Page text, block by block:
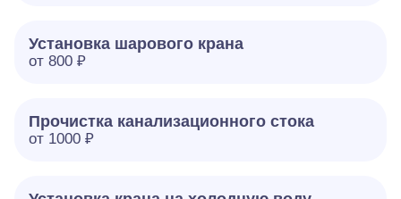
Установка шарового крана
от 800 ₽
Прочистка канализационного стока
от 1000 ₽